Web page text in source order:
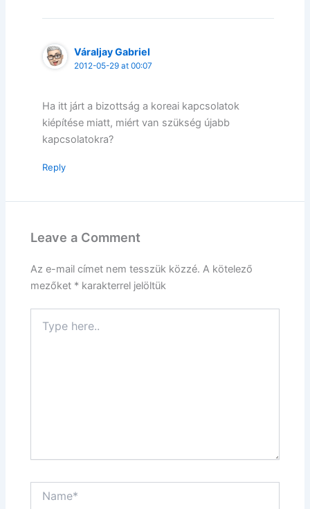
Váraljay Gabriel
2012-05-29 at 00:07
Ha itt járt a bizottság a koreai kapcsolatok
kiépítése miatt, miért van szükség újabb
kapcsolatokra?
Reply
Leave a Comment
Az e-mail címet nem tesszük közzé. A kötelező
mezőket * karakterrel jelöltük
here..